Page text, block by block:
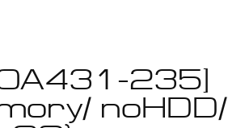
235]
noHDD/